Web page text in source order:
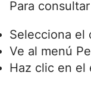
Para
Selecciona el
Ve al menú
Haz clic en el